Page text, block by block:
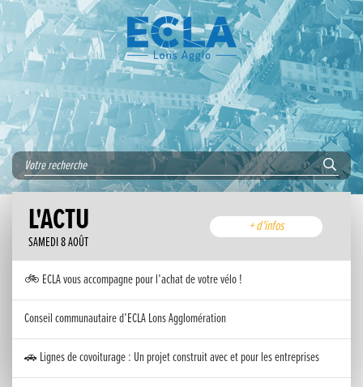
L'ACTU
SAMEDI 8 AOÛT
+ d'infos
🚲 ECLA vous accompagne pour l’achat de votre vélo !
Conseil communautaire d’ECLA Lons Agglomération
🚗 Lignes de covoiturage : Un projet construit avec et pour les entreprises